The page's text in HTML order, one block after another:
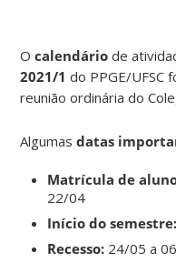
Ocalendário de
2021/1 do PPGE/UFSC
reunião ordinária do
Algumasdatas
Matrícula de
22/04
Início do semestre:
Recesso: 24/05 a